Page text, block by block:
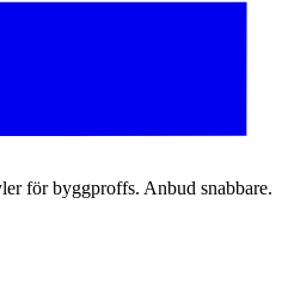
för byggproffs. Anbud snabbare.